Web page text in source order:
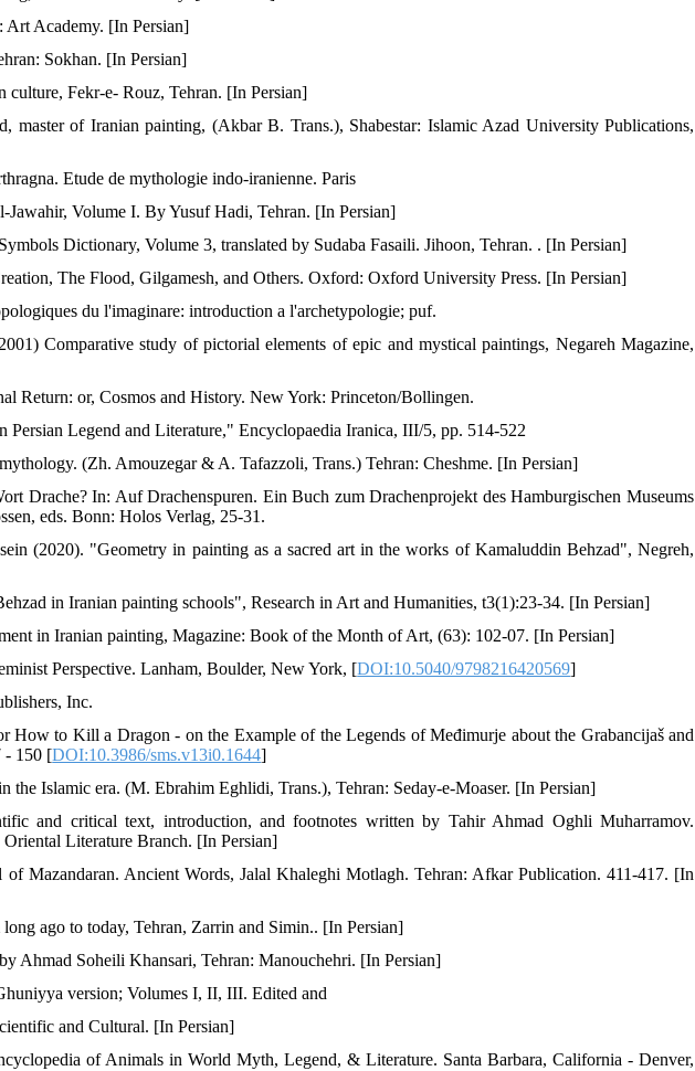
Art Academy. [In Persian]
Sokhan. [In Persian]
culture, Fekr-e- Rouz, Tehran. [In Persian]
master of Iranian painting, (Akbar B. Trans.), Shabestar: Islamic Azad University Publications,
Etude de mythologie indo-iranienne. Paris
Volume I. By Yusuf Hadi, Tehran. [In Persian]
Dictionary, Volume 3, translated by Sudaba Fasaili. Jihoon, Tehran. . [In Persian]
The Flood, Gilgamesh, and Others. Oxford: Oxford University Press. [In Persian]
du l'imaginare: introduction a l'archetypologie; puf.
Comparative study of pictorial elements of epic and mystical paintings, Negareh Magazine,
Return: or, Cosmos and History. New York: Princeton/Bollingen.
Legend and Literature," Encyclopaedia Iranica, III/5, pp. 514-522
(Zh. Amouzegar & A. Tafazzoli, Trans.) Tehran: Cheshme. [In Persian]
Drache? In: Auf Drachenspuren. Ein Buch zum Drachenprojekt des Hamburgischen Museums
eds. Bonn: Holos Verlag, 25-31.
(2020). "Geometry in painting as a sacred art in the works of Kamaluddin Behzad", Negreh,
in Iranian painting schools", Research in Art and Humanities, t3(1):23-34. [In Persian]
in Iranian painting, Magazine: Book of the Month of Art, (63): 102-07. [In Persian]
Perspective. Lanham, Boulder, New York, [DOI:10.5040/9798216420569]
Inc.
How to Kill a Dragon - on the Example of the Legends of Međimurje about the Grabancijaš and
- 150 [DOI:10.3986/sms.v13i0.1644]
the Islamic era. (M. Ebrahim Eghlidi, Trans.), Tehran: Seday-e-Moaser. [In Persian]
and critical text, introduction, and footnotes written by Tahir Ahmad Oghli Muharramov.
Literature Branch. [In Persian]
Mazandaran. Ancient Words, Jalal Khaleghi Motlagh. Tehran: Afkar Publication. 411-417. [In
ago to today, Tehran, Zarrin and Simin.. [In Persian]
Ahmad Soheili Khansari, Tehran: Manouchehri. [In Persian]
version; Volumes I, II, III. Edited and
and Cultural. [In Persian]
of Animals in World Myth, Legend, & Literature. Santa Barbara, California - Denver,